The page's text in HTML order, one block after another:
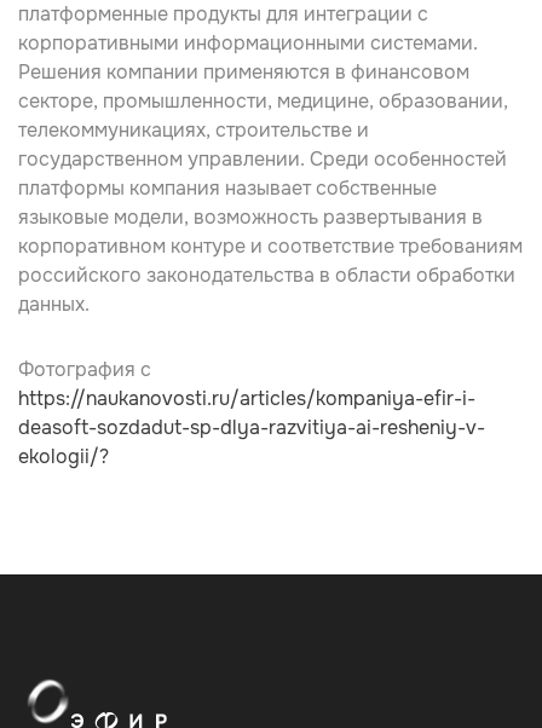
платформенные продукты для интеграции с
корпоративными информационными системами.
Решения компании применяются в финансовом
секторе, промышленности, медицине, образовании,
телекоммуникациях, строительстве и
государственном управлении. Среди особенностей
платформы компания называет собственные
языковые модели, возможность развертывания в
корпоративном контуре и соответствие требованиям
российского законодательства в области обработки
данных.
Фотография с
https://naukanovosti.ru/articles/kompaniya-efir-i-
deasoft-sozdadut-sp-dlya-razvitiya-ai-resheniy-v-
ekologii/?